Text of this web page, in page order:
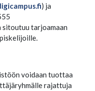
) ja
tarjoamaan
voidaan tuottaa
rajattuja